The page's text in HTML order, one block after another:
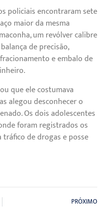
policiais encontraram sete
maior da mesma
um revólver calibre
de precisão,
e embalo de
que ele costumava
alegou desconhecer o
Os dois adolescentes
foram registrados os
de drogas e posse
PRÓXIMO